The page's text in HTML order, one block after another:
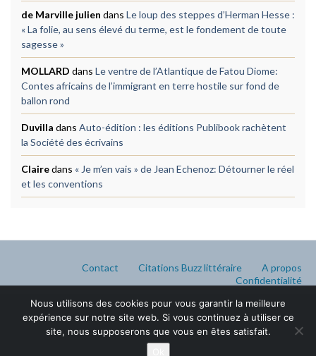
de Marville julien dans Le loup des steppes d’Herman Hesse :
« La folie, au sens élevé du terme, est le fondement de toute
sagesse »
MOLLARD dans Le ventre de l’Atlantique de Fatou Diome:
Contes africains de l’immigrant en terre hostile sur fond de
ballon rond
Duvilla dans Auto-édition : les éditions Publibook rachètent
la Société des écrivains
Clairedans « Je m’en vais » de Jean Echenoz: Détourner le réel
et les conventions
Contact Citations Buzz littéraire
A propos
Confidentialité
Nous utilisons des cookies pour vous garantir la meilleure
expérience sur notre site web. Si vous continuez à utiliser ce
site, nous supposerons que vous en êtes satisfait.